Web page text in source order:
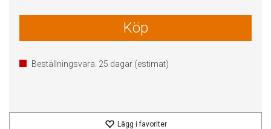
Köp
Beställningsvara. 25 dagar (estimat)
Lägg i favoriter